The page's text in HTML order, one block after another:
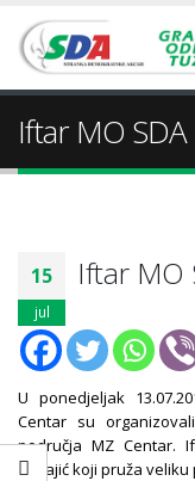
Iftar MO
15
jul
Iftar MO
U ponedjeljak
Centar su
područja MZ Centar.
Tupajić koji pruža